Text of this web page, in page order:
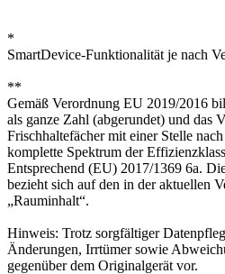
*
SmartDevice-Funktionalität je nach
**
Gemäß Verordnung EU 2019/2016
als ganze Zahl (abgerundet) und das
Frischhaltefächer mit einer Stelle
komplette Spektrum der
Entsprechend (EU) 2017/1369 6a.
bezieht sich auf den in der aktuellen
„Rauminhalt“.
Hinweis: Trotz sorgfältiger
Änderungen, Irrtümer sowie
gegenüber dem Originalgerät vor.